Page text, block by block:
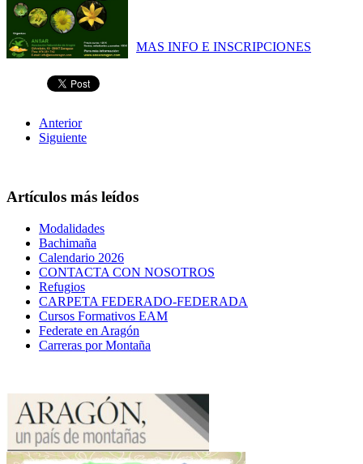
MAS INFO E INSCRIPCIONES
Anterior
Siguiente
Artículos más leídos
Modalidades
Bachimaña
Calendario 2026
CONTACTA CON NOSOTROS
Refugios
CARPETA FEDERADO-FEDERADA
Cursos Formativos EAM
Federate en Aragón
Carreras por Montaña